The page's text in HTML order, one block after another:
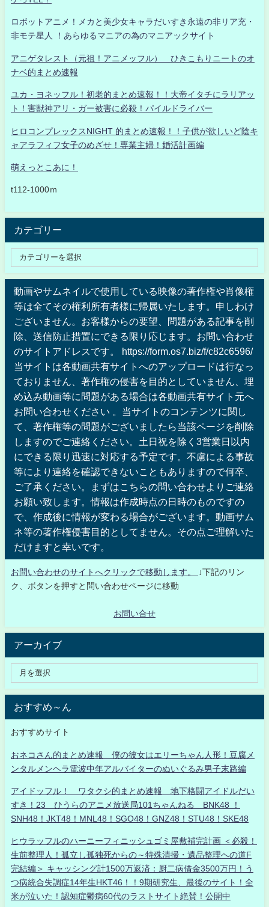
ロボットアニメ！メカと美少女キャラだいすき永遠の非リア充・
非モテ星人 ！あらゆるマニアの為のマニアックサイト
アニゲタレスト（元祖！アニメッフル） ひきこもりニートのオ
ナベ的まとめ速報
ユカ・ヨネッフル！初老的まとめ速報！！大帝イタチにラリアッ
ト！害獣神アリ・ガー被害に必殺！パイルドライバー
ヒロコンプレックスNIGHT 的まとめ速報！！子供が欲しいど陰キ
ャアラフィフ女子のめざせ！専業主婦！婚活計画編
萌えっとこあに！
t112-1000ｍ
カテゴリー
動画やサムネイルで使用している映像の著作権や肖像権
等は全てその権利所有者様に帰属いたします。申しわけ
ございません。お客様からの要望、問題がある記事を削
除、送信防止措置にできる限り応じます。お問い合わせ
のサイトアドレスです。 https://form.os7.biz/f/c82c6596/
当サイトは各動画共有サイトへのアップロードは行なっ
ておりません、著作権の侵害を目的としていません、埋
め込み動画等に問題がある場合は各動画共有サイト元へ
お問い合わせください 。当サイトのコンテンツに関し
て、著作権等の問題がございましたら当該ページを削除
しますのでご連絡ください。土日祝を除く3営業日以内
にできる限り迅速に対応する予定です。不慮による事故
等により連絡を確認できないこともありますので何卒、
ご了承ください。まずはこちらの問い合わせよりご連絡
お願い致します。情報は作成時点の日時のものですの
で、作成後に情報が変わる場合がございます。動画サム
ネ等の著作権侵害目的としてません。その点ご理解いた
だけますと幸いです。
お問い合わせのサイトへクリックで移動します。
↓下記のリン
ク、ボタンを押すと問い合わせページに移動
お問い合せ
アーカイブ
おすすめ～ん
おすすめサイト
おネコさん的まとめ速報 僕の彼女はエリーちゃん人形！豆腐メ
ンタルメンヘラ電波中年アルバイターのぬいぐるみ男子末路編
アイドッフル！ ワタクシ的まとめ速報 地下格闘アイドルだい
すき！23 ひうらのアニメ放送局101ちゃんねる BNK48 ！
SNH48！JKT48！MNL48！SGO48！GNZ48！STU48！SKE48
ヒウラッフルのハーニーフィニッシュゴミ屋敷補完計画 ＜必殺！
生前整理人！孤立し孤独死からの～特殊清掃・遺品整理への道F
完結編＞ キャッシング計1500万返済：厨二病借金3500万円！う
つ病統合失調症14年生HKT46！！9期研究生、最後のサイト！全
米が泣いた！認知症鬱病60代のラストサイト絶賛！公開中